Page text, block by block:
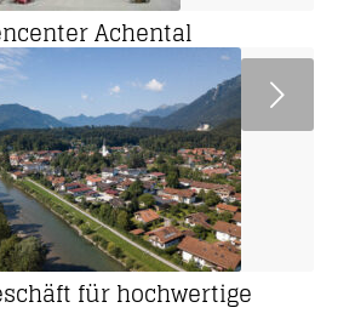
Achental
für hochwertige
Weiter